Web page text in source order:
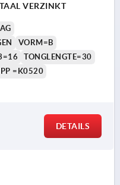
VERZINKT
VORM=B
TONGLENGTE=30
=K0520
DETAILS